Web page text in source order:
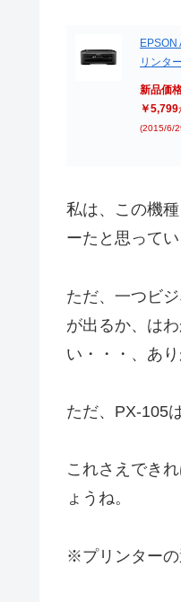
EPSON
リンタ
新品価
￥5,799
(2015/6/
私は、この機
ーたと思ってい
ただ、一つビ
が出るか、は
い・・・、あ
ただ、PX-105
これさえでき
ょうね。
※プリンターの